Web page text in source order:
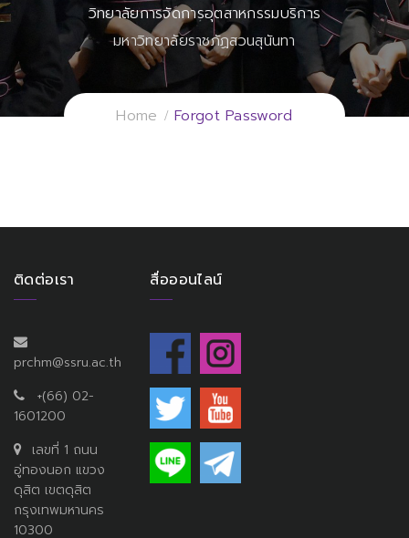
วิทยาลัยการจัดการอุตสาหกรรมบริการ
มหาวิทยาลัยราชภัฏสวนสุนันทา
Home Forgot Password
ติดต่อเรา
prchm@ssru.ac.th
+(66) 02-
1601200
เลขที่ 1 ถนน
อู่ทองนอก แขวง
ดุสิต เขตดุสิต
กรุงเทพมหานคร
10300
สื่อออนไลน์